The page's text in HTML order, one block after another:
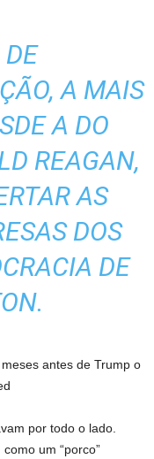
A MAIS
A DO
REAGAN,
AS
DOS
DE
antes de Trump o
por todo o lado.
um “porco”